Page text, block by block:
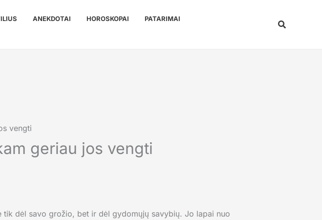
ANEKDOTAI HOROSKOPAI
PATARIMAI
Paieška
vengti
geriau jos vengti
tik dėl savo grožio, bet ir dėl gydomųjų savybių. Jo lapai nuo